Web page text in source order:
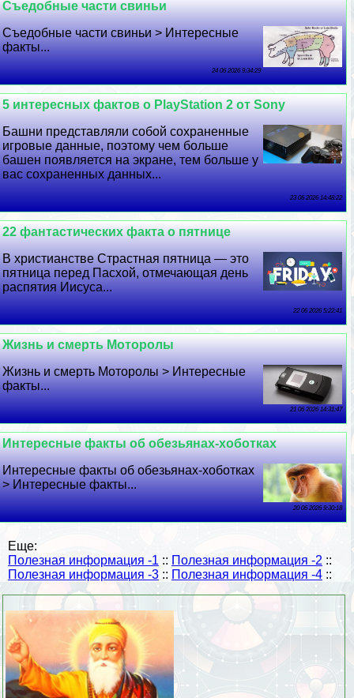
Съедобные части свиньи
Съедобные части свиньи > Интересные
факты...
24 06 2026 9:34:29
5 интересных фактов о PlayStation 2 от Sony
Башни представляли собой сохраненные
игровые данные, поэтому чем больше
башен появляется на экране, тем больше у
вас сохраненных данных...
23 06 2026 14:48:22
22 фантастических факта о пятнице
В христианстве Страстная пятница — это
пятница перед Пасхой, отмечающая день
распятия Иисуса...
22 06 2026 5:22:41
Жизнь и cмepть Моторолы
Жизнь и cмepть Моторолы > Интересные
факты...
21 06 2026 14:31:47
Интересные факты об обезьянах-хоботках
Интересные факты об обезьянах-хоботках
> Интересные факты...
20 06 2026 9:30:18
Еще:
Полезная информация -1 :: Полезная информация -2 ::
Полезная информация -3 :: Полезная информация -4 ::